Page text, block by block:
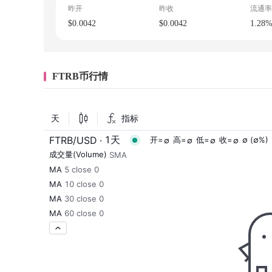
昨开
$0.0042
昨收
$0.0042
流通率
1.28%
FTRB币行情